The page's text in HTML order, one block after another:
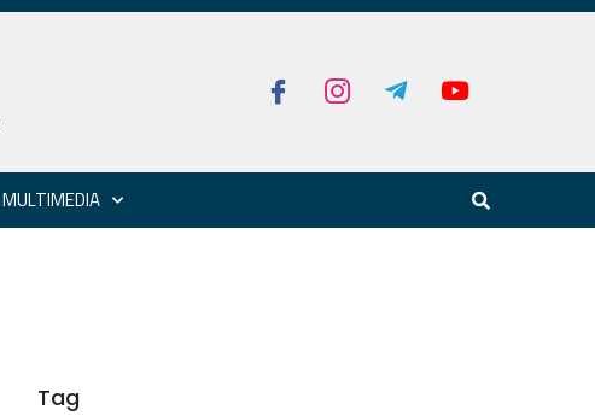
MULTIMEDIA
Tag